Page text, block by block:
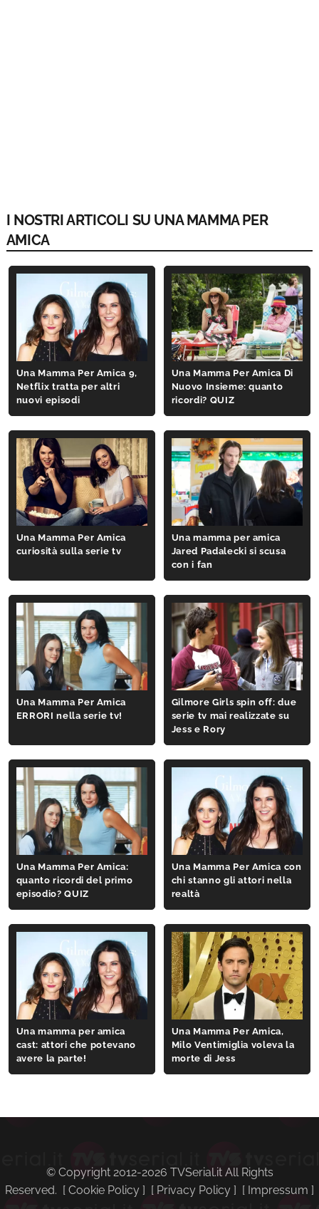
I NOSTRI ARTICOLI SU UNA MAMMA PER
AMICA
Una Mamma Per Amica 9,
Netflix tratta per altri
nuovi episodi
Una Mamma Per Amica Di
Nuovo Insieme: quanto
ricordi? QUIZ
Una Mamma Per Amica
curiosità sulla serie tv
Una mamma per amica
Jared Padalecki si scusa
con i fan
Una Mamma Per Amica
ERRORI nella serie tv!
Gilmore Girls spin off: due
serie tv mai realizzate su
Jess e Rory
Una Mamma Per Amica:
quanto ricordi del primo
episodio? QUIZ
Una Mamma Per Amica con
chi stanno gli attori nella
realtà
Una mamma per amica
cast: attori che potevano
avere la parte!
Una Mamma Per Amica,
Milo Ventimiglia voleva la
morte di Jess
© Copyright 2012-2026 TVSerial.it All Rights
Reserved. [ Cookie Policy ] [ Privacy Policy ] [ Impressum ]